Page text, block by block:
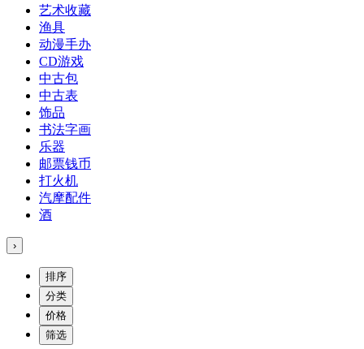
艺术收藏
渔具
动漫手办
CD游戏
中古包
中古表
饰品
书法字画
乐器
邮票钱币
打火机
汽摩配件
酒
›
排序
分类
价格
筛选